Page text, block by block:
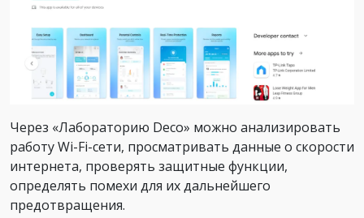
Через «Лабораторию Deco» можно анализировать
работу Wi-Fi-сети, просматривать данные о скорости
интернета, проверять защитные функции,
определять помехи для их дальнейшего
предотвращения.